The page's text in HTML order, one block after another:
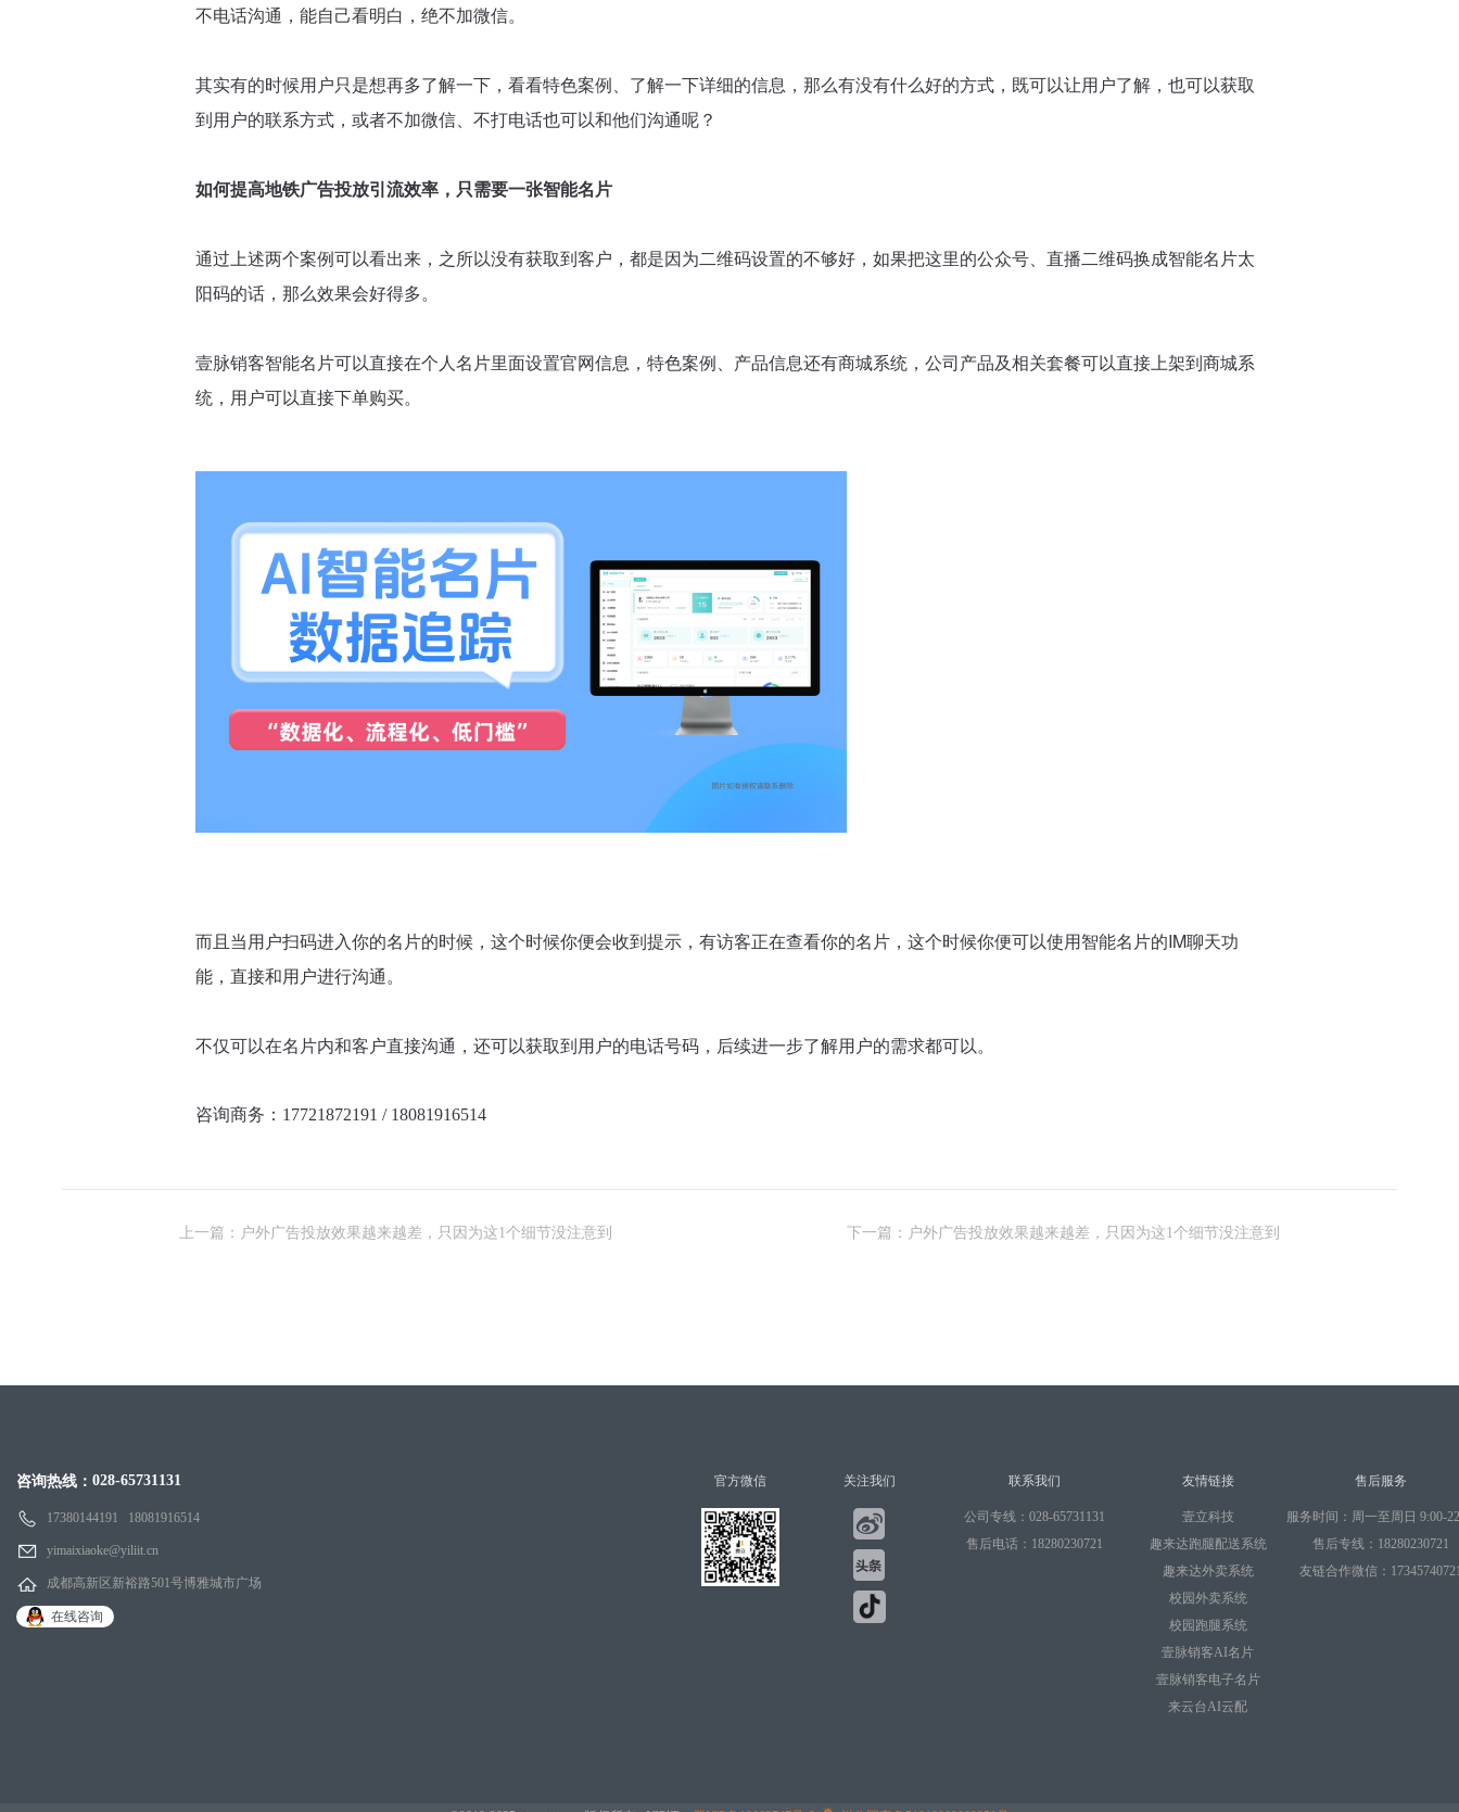
不电话沟通，能自己看明白，绝不加微信。
其实有的时候用户只是想再多了解一下，看看特色案例、了解一下详细的信息，那么有没有什么好的方式，既可以让用户了解，也可以获取
到用户的联系方式，或者不加微信、不打电话也可以和他们沟通呢？
如何提高地铁广告投放引流效率，只需要一张智能名片
通过上述两个案例可以看出来，之所以没有获取到客户，都是因为二维码设置的不够好，如果把这里的公众号、直播二维码换成智能名片太
阳码的话，那么效果会好得多。
壹脉销客智能名片可以直接在个人名片里面设置官网信息，特色案例、产品信息还有商城系统，公司产品及相关套餐可以直接上架到商城系
统，用户可以直接下单购买。
而且当用户扫码进入你的名片的时候，这个时候你便会收到提示，有访客正在查看你的名片，这个时候你便可以使用智能名片的IM聊天功
能，直接和用户进行沟通。
不仅可以在名片内和客户直接沟通，还可以获取到用户的电话号码，后续进一步了解用户的需求都可以。
咨询商务：17721872191 / 18081916514
上一篇：户外广告投放效果越来越差，只因为这1个细节没注意到 下一篇：户外广告投放效果越来越差，只因为这1个细节没注意到
咨询热线： 028-65731131
17380144191 18081916514
yimaixiaoke@yiliit.cn
成都高新区新裕路501号博雅城市广场
在线咨询
官方微信 关注我们 联系我们
公司专线：028-65731131
售后电话：18280230721
友情链接
壹立科技
趣来达跑腿配送系统
趣来达外卖系统
校园外卖系统
校园跑腿系统
壹脉销客AI名片
壹脉销客电子名片
来云台AI云配
售后服务
服务时间：周一至周日 9:00-
售后专线：18280230721
友链合作微信：